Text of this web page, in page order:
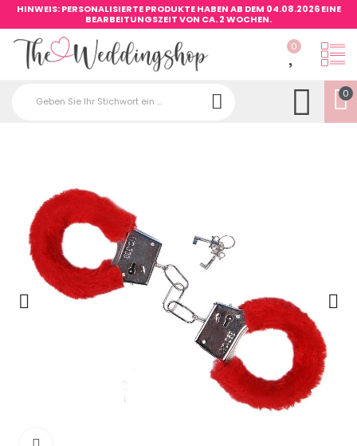
HINWEIS: PERSONALISIERTE PRODUKTE HABEN AB DEM 04.08.2026 EINE
BEARBEITUNGSZEIT VON CA. 2 WOCHEN.
0
0